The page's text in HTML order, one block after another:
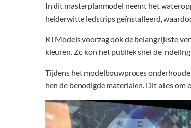
In dit masterplanmodel neemt het
helderwitte ledstrips geïnstalleerd,
RJ Models voorzag ook de belangrijkste
kleuren. Zo kon het publiek snel de
Tijdens het modelbouwproces
hen de benodigde materialen. Dit alles